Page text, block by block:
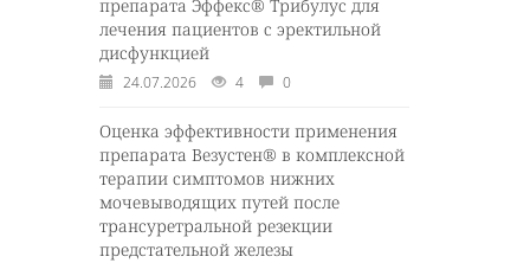
препарата Эффекс® Трибулус для
лечения пациентов с эректильной
дисфункцией
24.07.2026 4 0
Оценка эффективности применения
препарата Везустен® в комплексной
терапии симптомов нижних
мочевыводящих путей после
трансуретральной резекции
предстательной железы